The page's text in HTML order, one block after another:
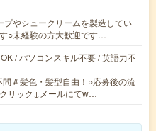
プやシュークリームを製造してい
○未経験の方大歓迎です…
/ パソコンスキル不要 / 英語力不
問＃髪色・髪型自由！○応募後の流
リック↓メールにてw…